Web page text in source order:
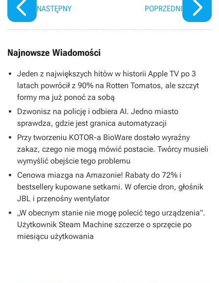
NASTĘPNY POPRZEDNI
Najnowsze Wiadomości
Jeden z największych hitów w historii Apple TV po 3
latach powrócił z 90% na Rotten Tomatos, ale szczyt
formy ma już ponoć za sobą
Dzwonisz na policję i odbiera AI. Jedno miasto
sprawdza, gdzie jest granica automatyzacji
Przy tworzeniu KOTOR-a BioWare dostało wyraźny
zakaz, czego nie mogą mówić postacie. Twórcy musieli
wymyślić obejście tego problemu
Cenowa miazga na Amazonie! Rabaty do 72% i
bestsellery kupowane setkami. W ofercie dron, głośnik
JBL i przenośny wentylator
„W obecnym stanie nie mogę polecić tego urządzenia”.
Użytkownik Steam Machine szczerze o sprzęcie po
miesiącu użytkowania